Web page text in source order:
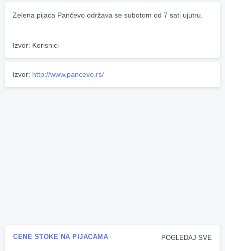
Zelena pijaca Pančevo održava se subotom od 7 sati ujutru.
Izvor: Korisnici
Izvor: http://www.pancevo.rs/
POGLEDAJ SVE
CENE STOKE NA PIJACAMA